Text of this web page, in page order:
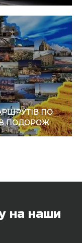
ПО
В ПОДОРОЖ
на наши